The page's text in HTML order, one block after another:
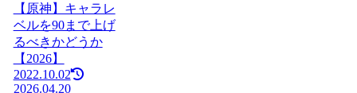
【原神】キャラレ
ベルを90まで上げ
るべきかどうか
【2026】
2022.10.02
2026.04.20